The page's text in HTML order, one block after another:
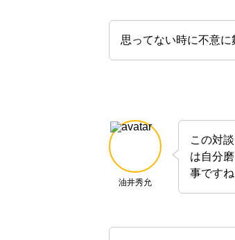
思ってない時に不意に
油井秀允
この対
は自分
事ですね